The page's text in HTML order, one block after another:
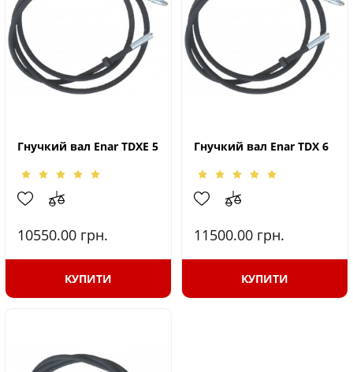
Гнучкий вал Enar TDXE 5
10550.00 грн.
КУПИТИ
Гнучкий вал Enar TDX 6
11500.00 грн.
КУПИТИ